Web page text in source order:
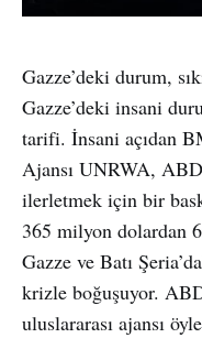
Gazze’deki durum,
Gazze’deki insani
tarifi. İnsani açıdan
Ajansı UNRWA,
ilerletmek için bir
365 milyon dolardan
Gazze ve Batı
krizle boğuşuyor.
uluslararası ajansı